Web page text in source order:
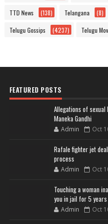
TTD News (138) Telangana (8)
Telugu Gossips (4237) Telugu
FEATURED POSTS
Allegations of
Maneka Gandhi
Admin Oct
Rafale fighter jet
process
Admin Oct
Touching a woman
you in jail for 5 years
Admin Oct